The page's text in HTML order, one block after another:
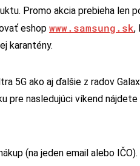
Promo akcia prebieha len
eshop www.samsung.sk,
karantény.
5G ako aj ďalšie z radov
pre nasledujúci víkend nájdete
(na jeden email alebo IČO).